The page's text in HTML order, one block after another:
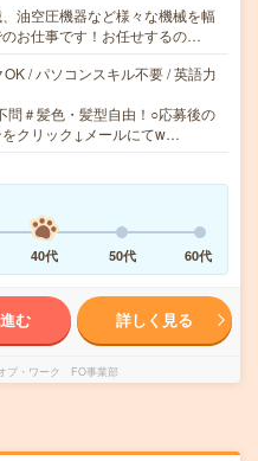
油空圧機器など様々な機械を幅
お仕事です！お任せするの…
/ パソコンスキル不要 / 英語力
問＃髪色・髪型自由！○応募後の
クリック↓メールにてw…
40代 50代 60代
む 詳しく見る
ブ・ワーク FO事業部